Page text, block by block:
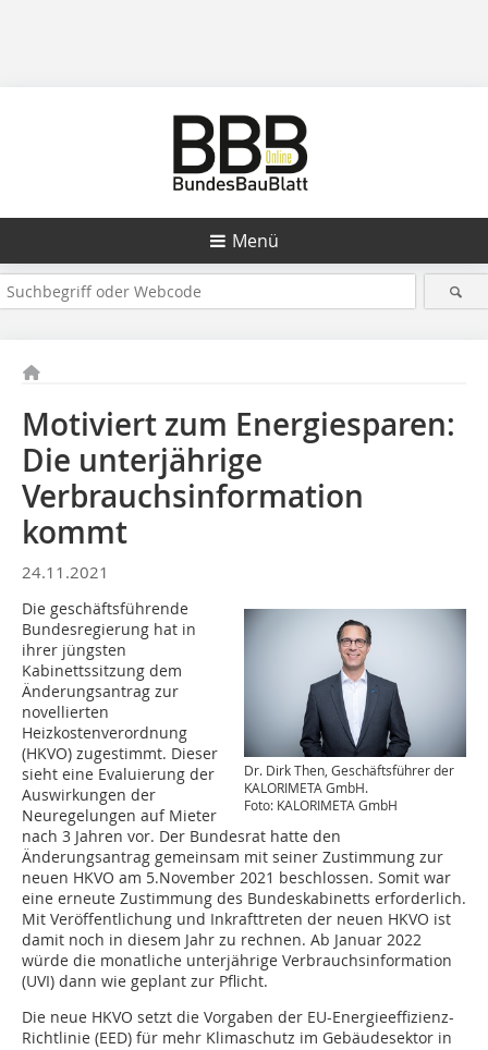
Menü
Motiviert zum Energiesparen:
Die unterjährige
Verbrauchsinformation
kommt
24.11.2021
Dr. Dirk Then, Geschäftsführer der
KALORIMETA GmbH.
Foto: KALORIMETA GmbH
Die geschäftsführende
Bundesregierung hat in
ihrer jüngsten
Kabinettssitzung dem
Änderungsantrag zur
novellierten
Heizkostenverordnung
(HKVO) zugestimmt. Dieser
sieht eine Evaluierung der
Auswirkungen der
Neuregelungen auf Mieter
nach 3 Jahren vor. Der Bundesrat hatte den
Änderungsantrag gemeinsam mit seiner Zustimmung zur
neuen HKVO am 5.November 2021 beschlossen. Somit war
eine erneute Zustimmung des Bundeskabinetts erforderlich.
Mit Veröffentlichung und Inkrafttreten der neuen HKVO ist
damit noch in diesem Jahr zu rechnen. Ab Januar 2022
würde die monatliche unterjährige Verbrauchsinformation
(UVI) dann wie geplant zur Pflicht.
Die neue HKVO setzt die Vorgaben der EU-Energieeffizienz-
Richtlinie (EED) für mehr Klimaschutz im Gebäudesektor in